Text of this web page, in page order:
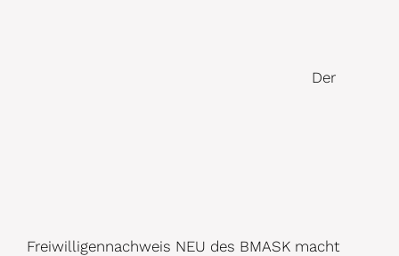
Der
Freiwilligennachweis NEU des BMASK macht